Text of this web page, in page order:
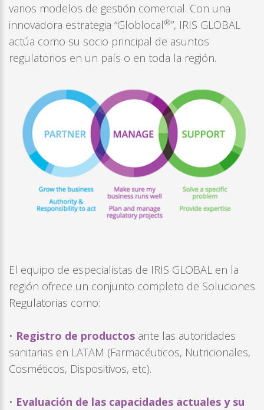
varios modelos de gestión comercial. Con una
innovadora estrategia “Globlocal®”, IRIS GLOBAL
actúa como su socio principal de asuntos
regulatorios en un país o en toda la región.
El equipo de especialistas de IRIS GLOBAL en la
región ofrece un conjunto completo de Soluciones
Regulatorias como:
• Registro de productos ante las autoridades
sanitarias en LATAM (Farmacéuticos, Nutricionales,
Cosméticos, Dispositivos, etc).
• Evaluación de las capacidades actuales y su
Forgot
your
username?
/
your
password?